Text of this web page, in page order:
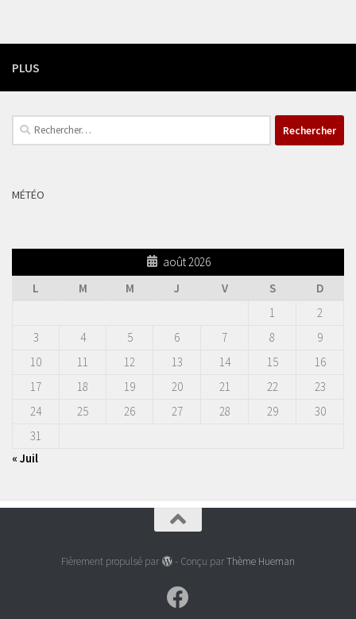
PLUS
Rechercher :
MÉTÉO
août 2026
L
M M J V S
D
1
2
3
4 5 6 7 8
9
10
11 12 13 14 15
16
17
18 19 20 21 22
23
24
25 26 27 28 29
30
31
« Juil
Fièrement propulsé par - Conçu parThème Hueman